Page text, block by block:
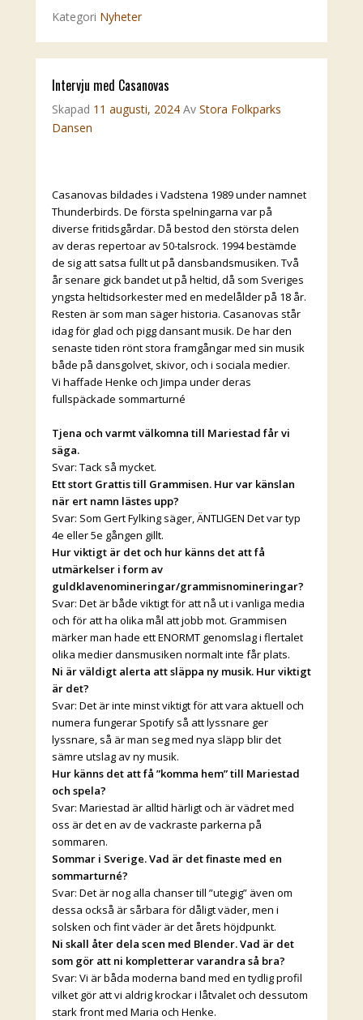
Kategori Nyheter
Intervju med Casanovas
Skapad 11 augusti, 2024 Av Stora Folkparks
Dansen
Casanovas bildades i Vadstena 1989 under namnet
Thunderbirds. De första spelningarna var på
diverse fritidsgårdar. Då bestod den största delen
av deras repertoar av 50-talsrock. 1994 bestämde
de sig att satsa fullt ut på dansbandsmusiken. Två
år senare gick bandet ut på heltid, då som Sveriges
yngsta heltidsorkester med en medelålder på 18 år.
Resten är som man säger historia. Casanovas står
idag för glad och pigg dansant musik. De har den
senaste tiden rönt stora framgångar med sin musik
både på dansgolvet, skivor, och i sociala medier.
Vi haffade Henke och Jimpa under deras
fullspäckade sommarturné
Tjena och varmt välkomna till Mariestad får vi
säga.
Svar: Tack så mycket.
Ett stort Grattis till Grammisen. Hur var känslan
när ert namn lästes upp?
Svar: Som Gert Fylking säger, ÄNTLIGEN Det var typ
4e eller 5e gången gillt.
Hur viktigt är det och hur känns det att få
utmärkelser i form av
guldklavenomineringar/grammisnomineringar?
Svar: Det är både viktigt för att nå ut i vanliga media
och för att ha olika mål att jobb mot. Grammisen
märker man hade ett ENORMT genomslag i flertalet
olika medier dansmusiken normalt inte får plats.
Ni är väldigt alerta att släppa ny musik. Hur viktigt
är det?
Svar: Det är inte minst viktigt för att vara aktuell och
numera fungerar Spotify så att lyssnare ger
lyssnare, så är man seg med nya släpp blir det
sämre utslag av ny musik.
Hur känns det att få ”komma hem” till Mariestad
och spela?
Svar: Mariestad är alltid härligt och är vädret med
oss är det en av de vackraste parkerna på
sommaren.
Sommar i Sverige. Vad är det finaste med en
sommarturné?
Svar: Det är nog alla chanser till ”utegig” även om
dessa också är sårbara för dåligt väder, men i
solsken och fint väder är det årets höjdpunkt.
Ni skall åter dela scen med Blender. Vad är det
som gör att ni kompletterar varandra så bra?
Svar: Vi är båda moderna band med en tydlig profil
vilket gör att vi aldrig krockar i låtvalet och dessutom
stark front med Maria och Henke.